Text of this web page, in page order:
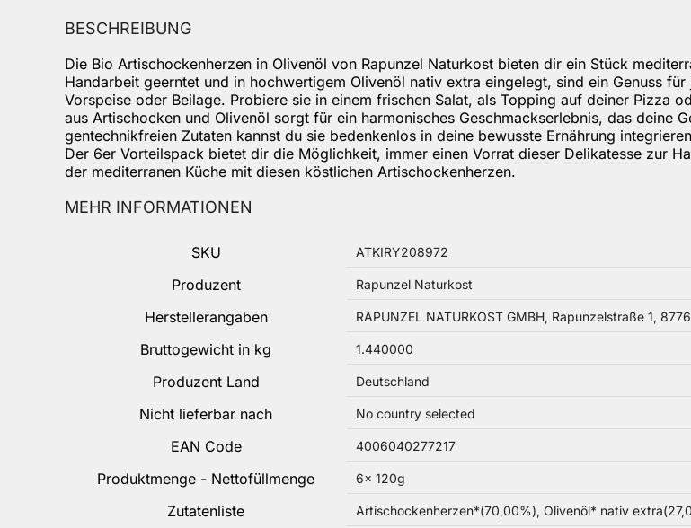
BESCHREIBUNG
Die Bio Artischockenherzen in Olivenöl von Rapunzel Naturkost bieten dir ein Stück
Handarbeit geerntet und in hochwertigem Olivenöl nativ extra eingelegt, sind ein Genuss
Vorspeise oder Beilage. Probiere sie in einem frischen Salat, als Topping auf deiner Pizza
aus Artischocken und Olivenöl sorgt für ein harmonisches Geschmackserlebnis, das deine
gentechnikfreien Zutaten kannst du sie bedenkenlos in deine bewusste Ernährung
Der 6er Vorteilspack bietet dir die Möglichkeit, immer einen Vorrat dieser Delikatesse zur
der mediterranen Küche mit diesen köstlichen Artischockenherzen.
MEHR INFORMATIONEN
Mehr InformationenSKU ATKIRY208972
Produzent Rapunzel Naturkost
Herstellerangaben RAPUNZEL NATURKOST GMBH, Rapunzelstraße 1,
Bruttogewicht in kg 1.440000
Produzent Land Deutschland
Nicht lieferbar nach No country selected
EAN Code 4006040277217
Produktmenge - Nettofüllmenge 6x 120g
Zutatenliste Artischockenherzen*(70,00%), Olivenöl* nativ